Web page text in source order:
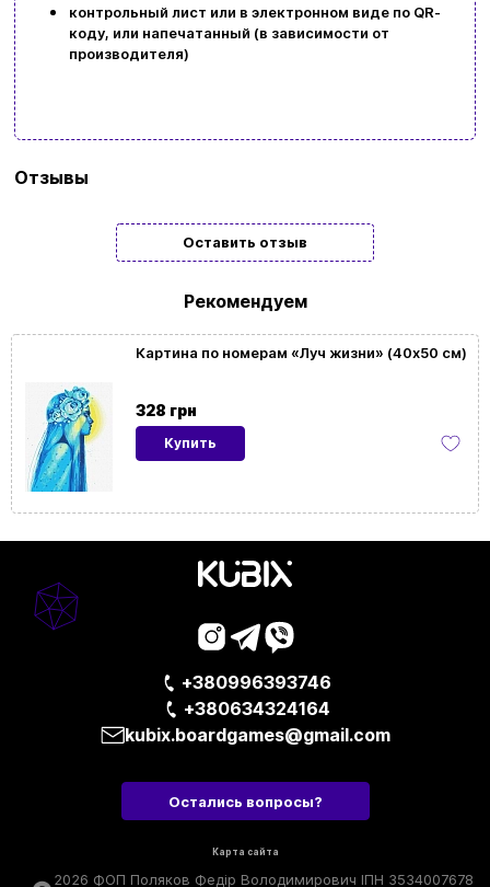
контрольный лист или в электронном виде по QR-
коду, или напечатанный (в зависимости от
производителя)
картины
Ориентация
картины
Горизонтальная
Отзывы
Оставить отзыв
Рекомендуем
328 грн
Картина по номерам «Луч жизни» (40х50 см)
Купить
+380996393746
+380634324164
kubix.boardgames@gmail.com
Остались вопросы?
Карта сайта
2026 ФОП Поляков Федір Володимирович ІПН 3534007678